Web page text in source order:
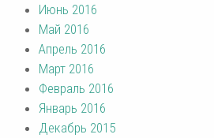
Июнь 2016
Май 2016
Апрель 2016
Март 2016
Февраль 2016
Январь 2016
Декабрь 2015